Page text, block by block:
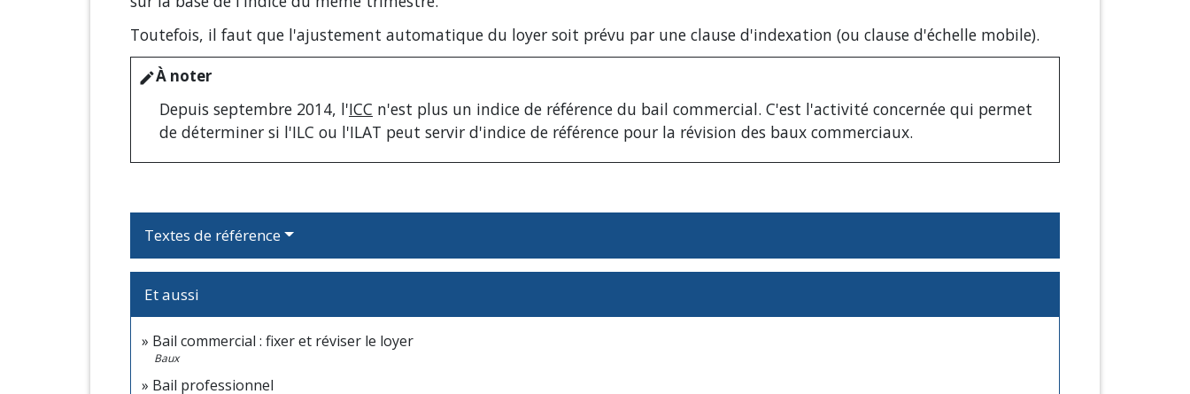
Toutefois, il faut que l'ajustement automatique du loyer soit prévu par une clause d'indexation (ou clause d'échelle mobile).
editÀ noter
Depuis septembre 2014, l'ICC n'est plus un indice de référence du bail commercial. C'est l'activité concernée qui permet
de déterminer si l'ILC ou l'ILAT peut servir d'indice de référence pour la révision des baux commerciaux.
Textes de référence
Et aussi
Bail commercial : fixer et réviser le loyer
Baux
Bail professionnel